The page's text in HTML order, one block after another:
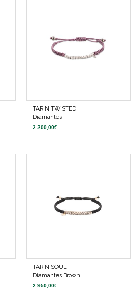
TARIN TWISTED
Diamantes
2.200,00€
TARIN SOUL
Diamantes Brown
2.950,00€